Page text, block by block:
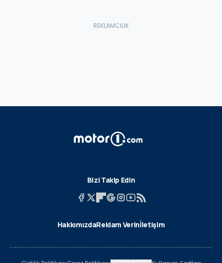
Bizi Takip Edin
HakkımızdaReklam Verinİletişim